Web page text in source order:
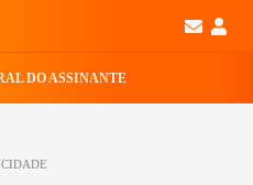
DO ASSINANTE